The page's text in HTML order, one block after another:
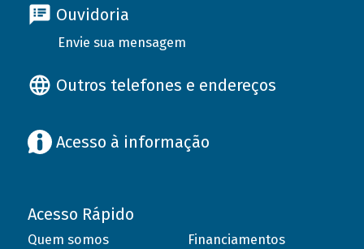
Ouvidoria
Envie sua mensagem
Outros telefones e endereços
Acesso à informação
Acesso Rápido
Quem somos
Financiamentos